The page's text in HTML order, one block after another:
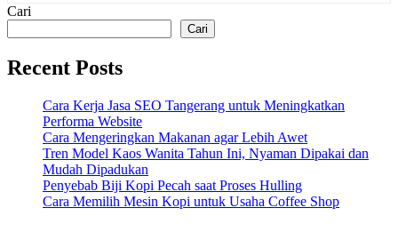
Cari
Cari
Recent Posts
Cara Kerja Jasa SEO Tangerang untuk Meningkatkan
Performa Website
Cara Mengeringkan Makanan agar Lebih Awet
Tren Model Kaos Wanita Tahun Ini, Nyaman Dipakai dan
Mudah Dipadukan
Penyebab Biji Kopi Pecah saat Proses Hulling
Cara Memilih Mesin Kopi untuk Usaha Coffee Shop